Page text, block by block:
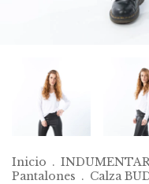
Inicio .
Pantalones . Calza